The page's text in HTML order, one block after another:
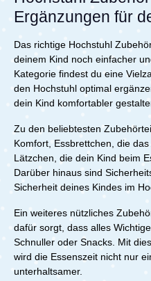
und belastbar bis 136
Babybrands.de
Set: Hochstuhl, Baby Set
Monaten – mitwachsend
Erwachsenenalter
ergonomisches
Rücken und SeitenTray
pflegeleicht im AlltagAus
nachhaltig und
über viele JahreGünstiger
Lieferumfang: 1x Stokke
Set 2 und Tisch White
Ergänzungen für
Das richtige Hochstuhl
deinem Kind noch einfacher
Kategorie findest du eine
den Hochstuhl optimal
dein Kind komfortabler
Zu den beliebtesten
Komfort, Essbrettchen, die
Lätzchen, die dein Kind beim
Darüber hinaus sind
Sicherheit deines Kindes im
Ein weiteres nützliches
dafür sorgt, dass alles
Schnuller oder Snacks. Mit
wird die Essenszeit nicht nur
unterhaltsamer.